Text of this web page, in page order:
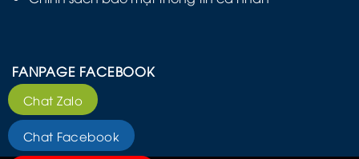
FANPAGE FACEBOOK
Chat Zalo
Chat Facebook